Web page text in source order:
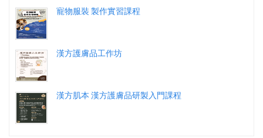
寵物服裝 製作實習課程
漢方護膚品工作坊
漢方肌本 漢方護膚品研製入門課程